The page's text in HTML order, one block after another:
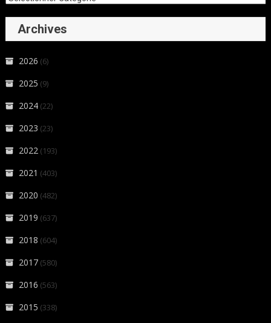
Archives
2026 (6)
2025 (9)
2024 (22)
2023 (23)
2022 (193)
2021 (403)
2020 (482)
2019 (637)
2018 (604)
2017 (580)
2016 (563)
2015 (338)